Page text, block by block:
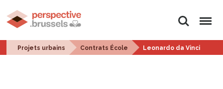
Rechercher
Menu
Projets urbains Contrats École Leonardo da Vinci